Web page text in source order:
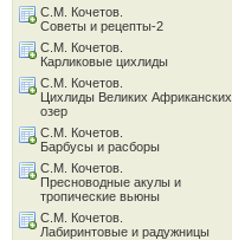
С.М. Кочетов.
Советы и рецепты-2
С.М. Кочетов.
Карликовые цихлиды
С.М. Кочетов.
Цихлиды Великих Африканских
озер
С.М. Кочетов.
Барбусы и расборы
С.М. Кочетов.
Пресноводные акулы и
тропические вьюны
С.М. Кочетов.
Лабиринтовые и радужницы